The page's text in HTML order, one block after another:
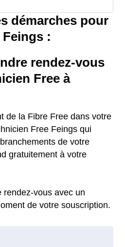
démarches pour
Feings :
rendez-vous
Free à
de la Fibre Free dans votre
Free Feings qui
de votre
gratuitement à votre
rendez-vous avec un
de votre souscription.